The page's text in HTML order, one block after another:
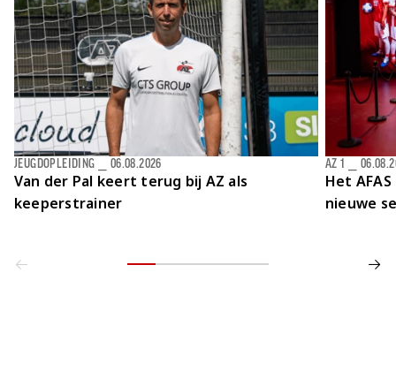
Van der Pal keert terug bij AZ als
keeperstrainer
JEUGDOPLEIDING 06.08.2026
Het
nieuwe
AZ 1